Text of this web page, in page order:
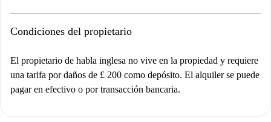
Condiciones del propietario
El propietario de habla inglesa no vive en la propiedad y requiere
una tarifa por daños de £ 200 como depósito. El alquiler se puede
pagar en efectivo o por transacción bancaria.